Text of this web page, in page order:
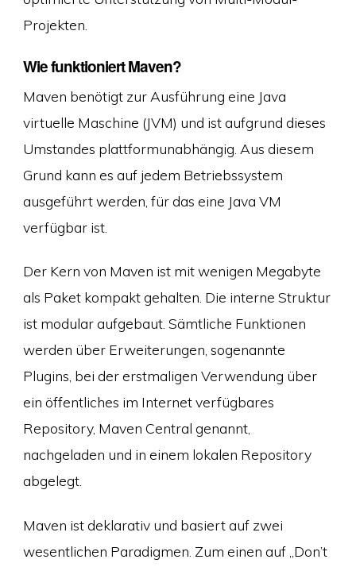
Projekten.
Wie funktioniert Maven?
Maven benötigt zur Ausführung eine Java
virtuelle Maschine (JVM) und ist aufgrund dieses
Umstandes plattformunabhängig. Aus diesem
Grund kann es auf jedem Betriebssystem
ausgeführt werden, für das eine Java VM
verfügbar ist.
Der Kern von Maven ist mit wenigen Megabyte
als Paket kompakt gehalten. Die interne Struktur
ist modular aufgebaut. Sämtliche Funktionen
werden über Erweiterungen, sogenannte
Plugins, bei der erstmaligen Verwendung über
ein öffentliches im Internet verfügbares
Repository, Maven Central genannt,
nachgeladen und in einem lokalen Repository
abgelegt.
Maven ist deklarativ und basiert auf zwei
wesentlichen Paradigmen. Zum einen auf „Don’t